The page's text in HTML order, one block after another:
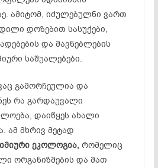
ამიტომ, იძულებულნი ვართ
დოზებით სასუქები,
და მავნებლების
საშუალებები.
გამორჩეულია და
რა გარდაუვალი
დაიწყეს ახალი
ამ მხრივ მეტად
ეკოლოგია,რომელიც
ორგანიზმების და მათ